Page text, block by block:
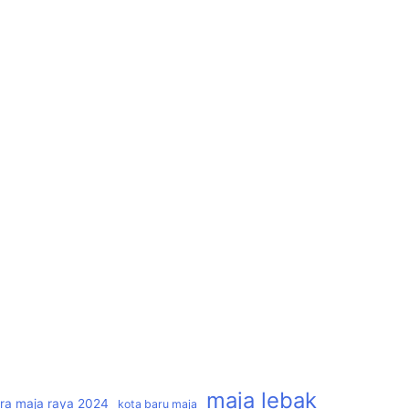
maja raya 2024 kota baru maja maja lebak